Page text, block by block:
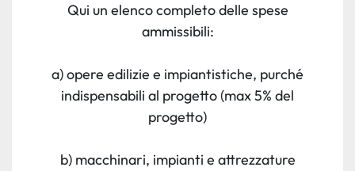
Qui un elenco completo delle spese
ammissibili:
a) opere edilizie e impiantistiche, purché
indispensabili al progetto (max 5% del
progetto)
b) macchinari, impianti e attrezzature